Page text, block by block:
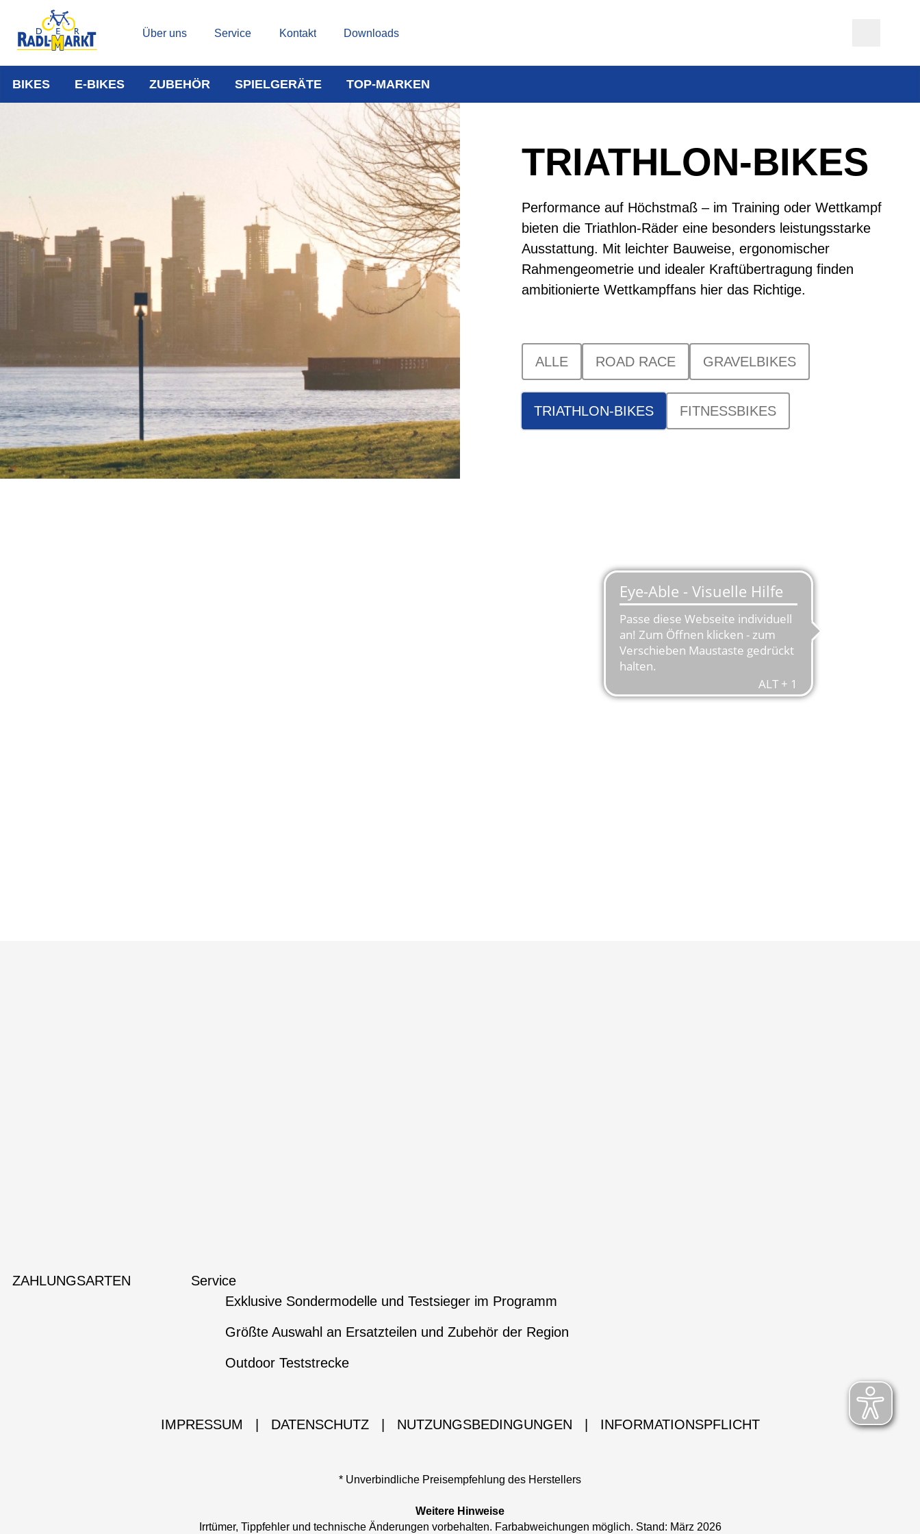
Über uns Service Kontakt Downloads
BIKES E-BIKES ZUBEHÖR SPIELGERÄTE TOP-MARKEN
TRIATHLON-BIKES
Performance auf Höchstmaß – im Training oder Wettkampf
bieten die Triathlon-Räder eine besonders leistungsstarke
Ausstattung. Mit leichter Bauweise, ergonomischer
Rahmengeometrie und idealer Kraftübertragung finden
ambitionierte Wettkampffans hier das Richtige.
ALLE ROAD RACE GRAVELBIKES
TRIATHLON-BIKES FITNESSBIKES
ZAHLUNGSARTEN
Service
Exklusive Sondermodelle und Testsieger im Programm
Größte Auswahl an Ersatzteilen und Zubehör der Region
Outdoor Teststrecke
IMPRESSUM DATENSCHUTZ NUTZUNGSBEDINGUNGEN INFORMATIONSPFLICHT
* Unverbindliche Preisempfehlung des Herstellers
Weitere Hinweise
Irrtümer, Tippfehler und technische Änderungen vorbehalten. Farbabweichungen möglich. Stand: März 2026